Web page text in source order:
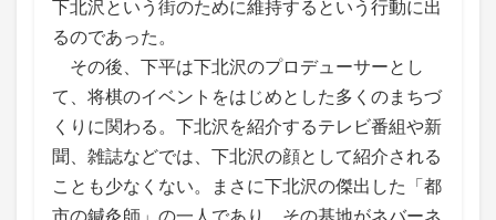
下北沢という街のために維持するという行動に出
るのであった。
その後、下平は下北沢のプロデューサーとし
て、将棋のイベントをはじめとした多くのまちづ
くりに関わる。下北沢を紹介するテレビ番組や新
聞、雑誌などでは、下北沢の顔として紹介される
ことも少なくない。まさに下北沢の傑出した「都
市の鍼灸師」の一人であり、その基地がネバーネ